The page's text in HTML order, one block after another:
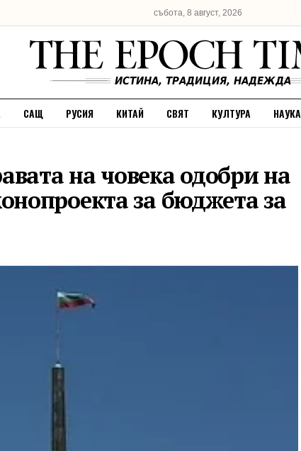
събота, 8 август, 2026
САЩ РУСИЯ КИТАЙ СВЯТ КУЛТУРА НАУКА
на човека одобри на
за бюджета за